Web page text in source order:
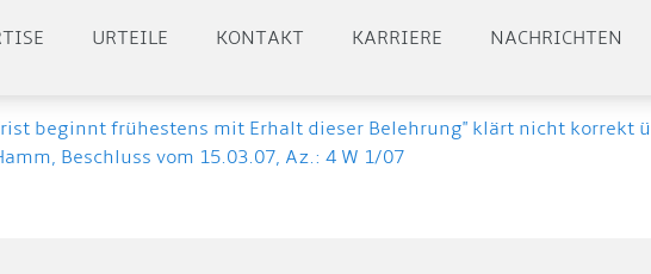
URTEILE KONTAKT KARRIERE NACHRICHTEN
beginnt frühestens mit Erhalt dieser Belehrung" klärt nicht korrekt
Beschluss vom 15.03.07, Az.: 4 W 1/07